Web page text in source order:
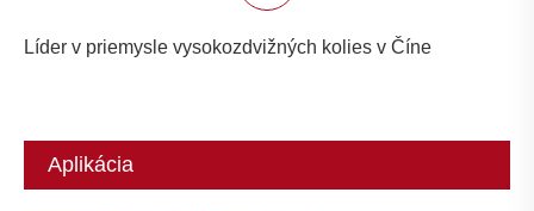
Líder v priemysle vysokozdvižných kolies v Číne
Aplikácia